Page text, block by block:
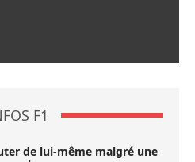
F1
de lui-même malgré une